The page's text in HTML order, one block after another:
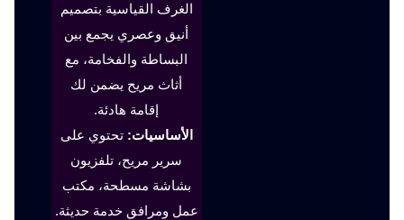
الغرف القياسية بتصميم
أنيق وعصري يجمع بين
البساطة والفخامة، مع
أثاث مريح يضمن لك
إقامة هادئة.
الأساسيات: تحتوي على
سرير مريح، تلفزيون
بشاشة مسطحة، مكتب
عمل ومرافق خدمة حديثة.